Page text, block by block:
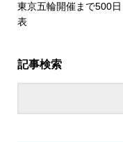
東京五輪開催まで500
表
記事検索